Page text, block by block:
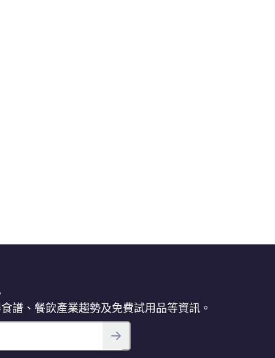
譜、餐飲產業趨勢及免費試用品等資訊。